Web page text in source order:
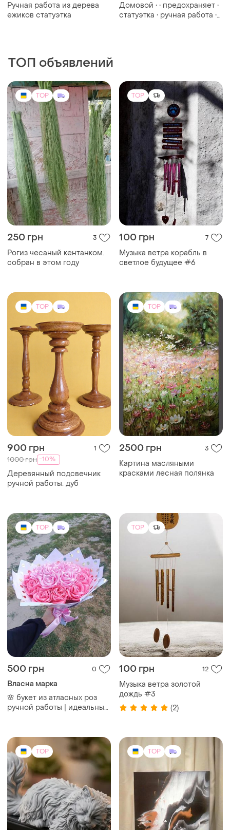
Ручная работа из дерева
ежиков статуэтка
Домовой • • предохраняет •
статуэтка • ручная работа •
ТОП объявлений
TOP
250 грн 3
Рогиз чесаный кентанком.
собран в этом году
TOP
100 грн 7
Музыка ветра корабль в
светлое будущее #6
TOP
900 грн 1
1000 грн -10%
Деревянный подсвечник
ручной работы. дуб
TOP
2500 грн 3
Картина масляными
красками лесная полянка
TOP
500 грн 0
Власна марка
🌸 букет из атласных роз
ручной работы | идеальный
TOP
100 грн 12
Музыка ветра золотой
дождь #3
(2)
TOP TOP